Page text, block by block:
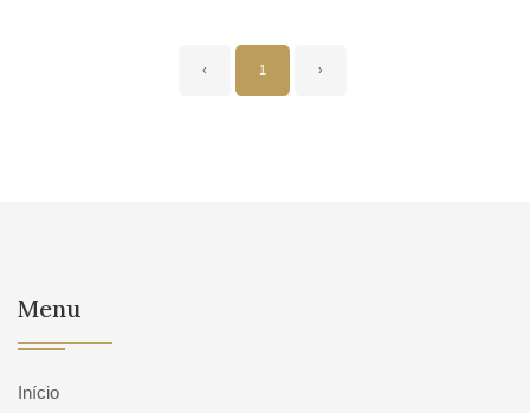
‹ 1 ›
Menu
Início